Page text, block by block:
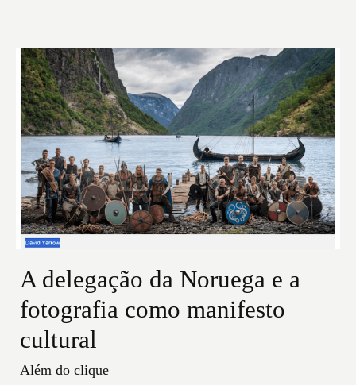
A delegação da Noruega e a
fotografia como manifesto
cultural
Além do clique